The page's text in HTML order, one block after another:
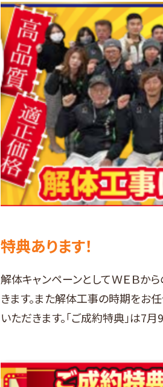
特典あります！
解体キャンペーンとしてＷＥＢか
きます。また解体工事の時期をお
いただきます。「ご成約特典」は7